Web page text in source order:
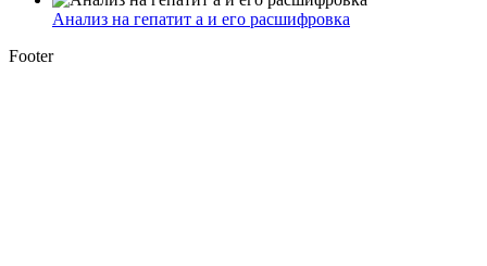
Анализ на гепатит а и его расшифровка
Footer